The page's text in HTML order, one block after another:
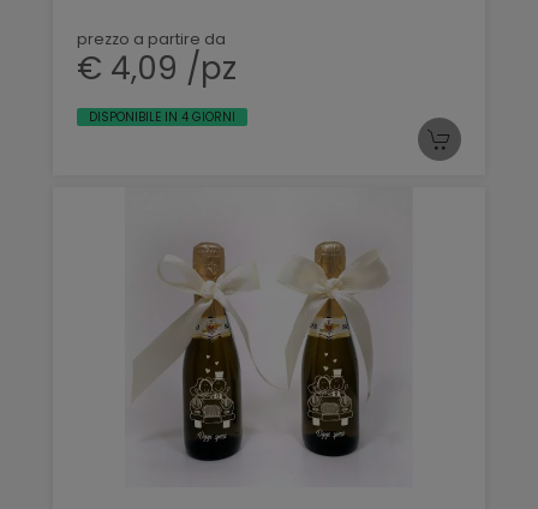
prezzo a partire da
€ 4,09 /pz
DISPONIBILE IN 4 GIORNI